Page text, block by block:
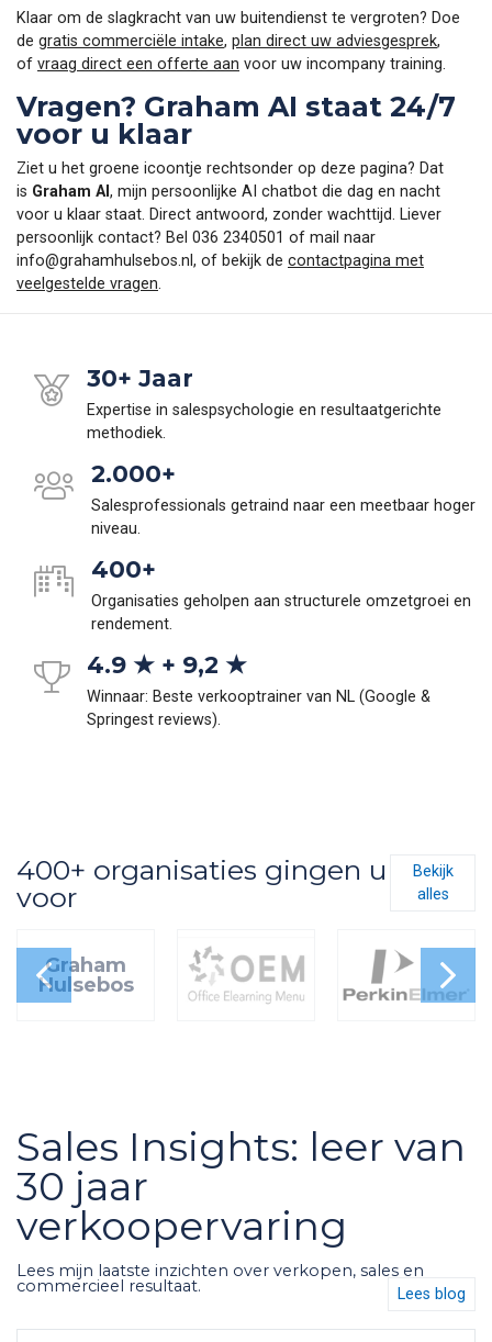
Klaar om de slagkracht van uw buitendienst te vergroten? Doe
de gratis commerciële intake, plan direct uw adviesgesprek,
of vraag direct een offerte aan voor uw incompany training.
Vragen? Graham AI staat 24/7
voor u klaar
Ziet u het groene icoontje rechtsonder op deze pagina? Dat
is Graham AI, mijn persoonlijke AI chatbot die dag en nacht
voor u klaar staat. Direct antwoord, zonder wachttijd. Liever
persoonlijk contact? Bel 036 2340501 of mail naar
info@grahamhulsebos.nl , of bekijk de contactpagina met
veelgestelde vragen.
30+ Jaar
Expertise in salespsychologie en resultaatgerichte
methodiek.
2.000+
Salesprofessionals getraind naar een meetbaar hoger
niveau.
400+
Organisaties geholpen aan structurele omzetgroei en
rendement.
4.9 ★ + 9,2 ★
Winnaar: Beste verkooptrainer van NL (Google &
Springest reviews).
400+ organisaties gingen u
voor
Bekijk
alles
Graham
Hulsebos
Sales Insights: leer van
30 jaar
verkoopervaring
Lees mijn laatste inzichten over verkopen, sales en
commercieel resultaat. Lees blog